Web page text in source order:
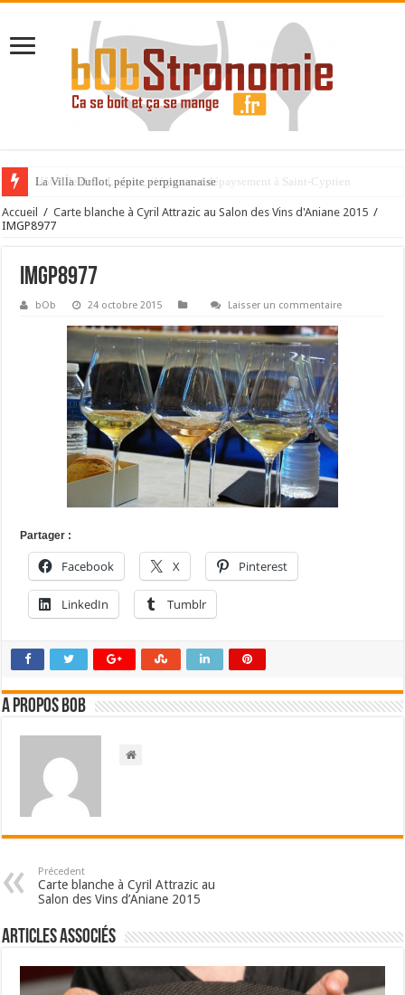
La Villa Duflot, pépite perpignanaise
Accueil / Carte blanche à Cyril Attrazic au Salon des Vins d'Aniane 2015 /
IMGP8977
IMGP8977
bOb 24 octobre 2015 Laisser un commentaire
Partager :
Facebook X Pinterest
LinkedIn Tumblr
A propos bOb
Précedent
Carte blanche à Cyril Attrazic au
Salon des Vins d’Aniane 2015
Articles associés